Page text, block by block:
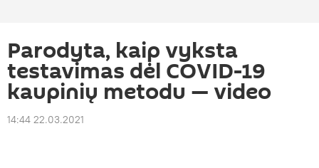
Parodyta, kaip vyksta
testavimas dėl COVID-19
kaupinių metodu — video
14:44 22.03.2021